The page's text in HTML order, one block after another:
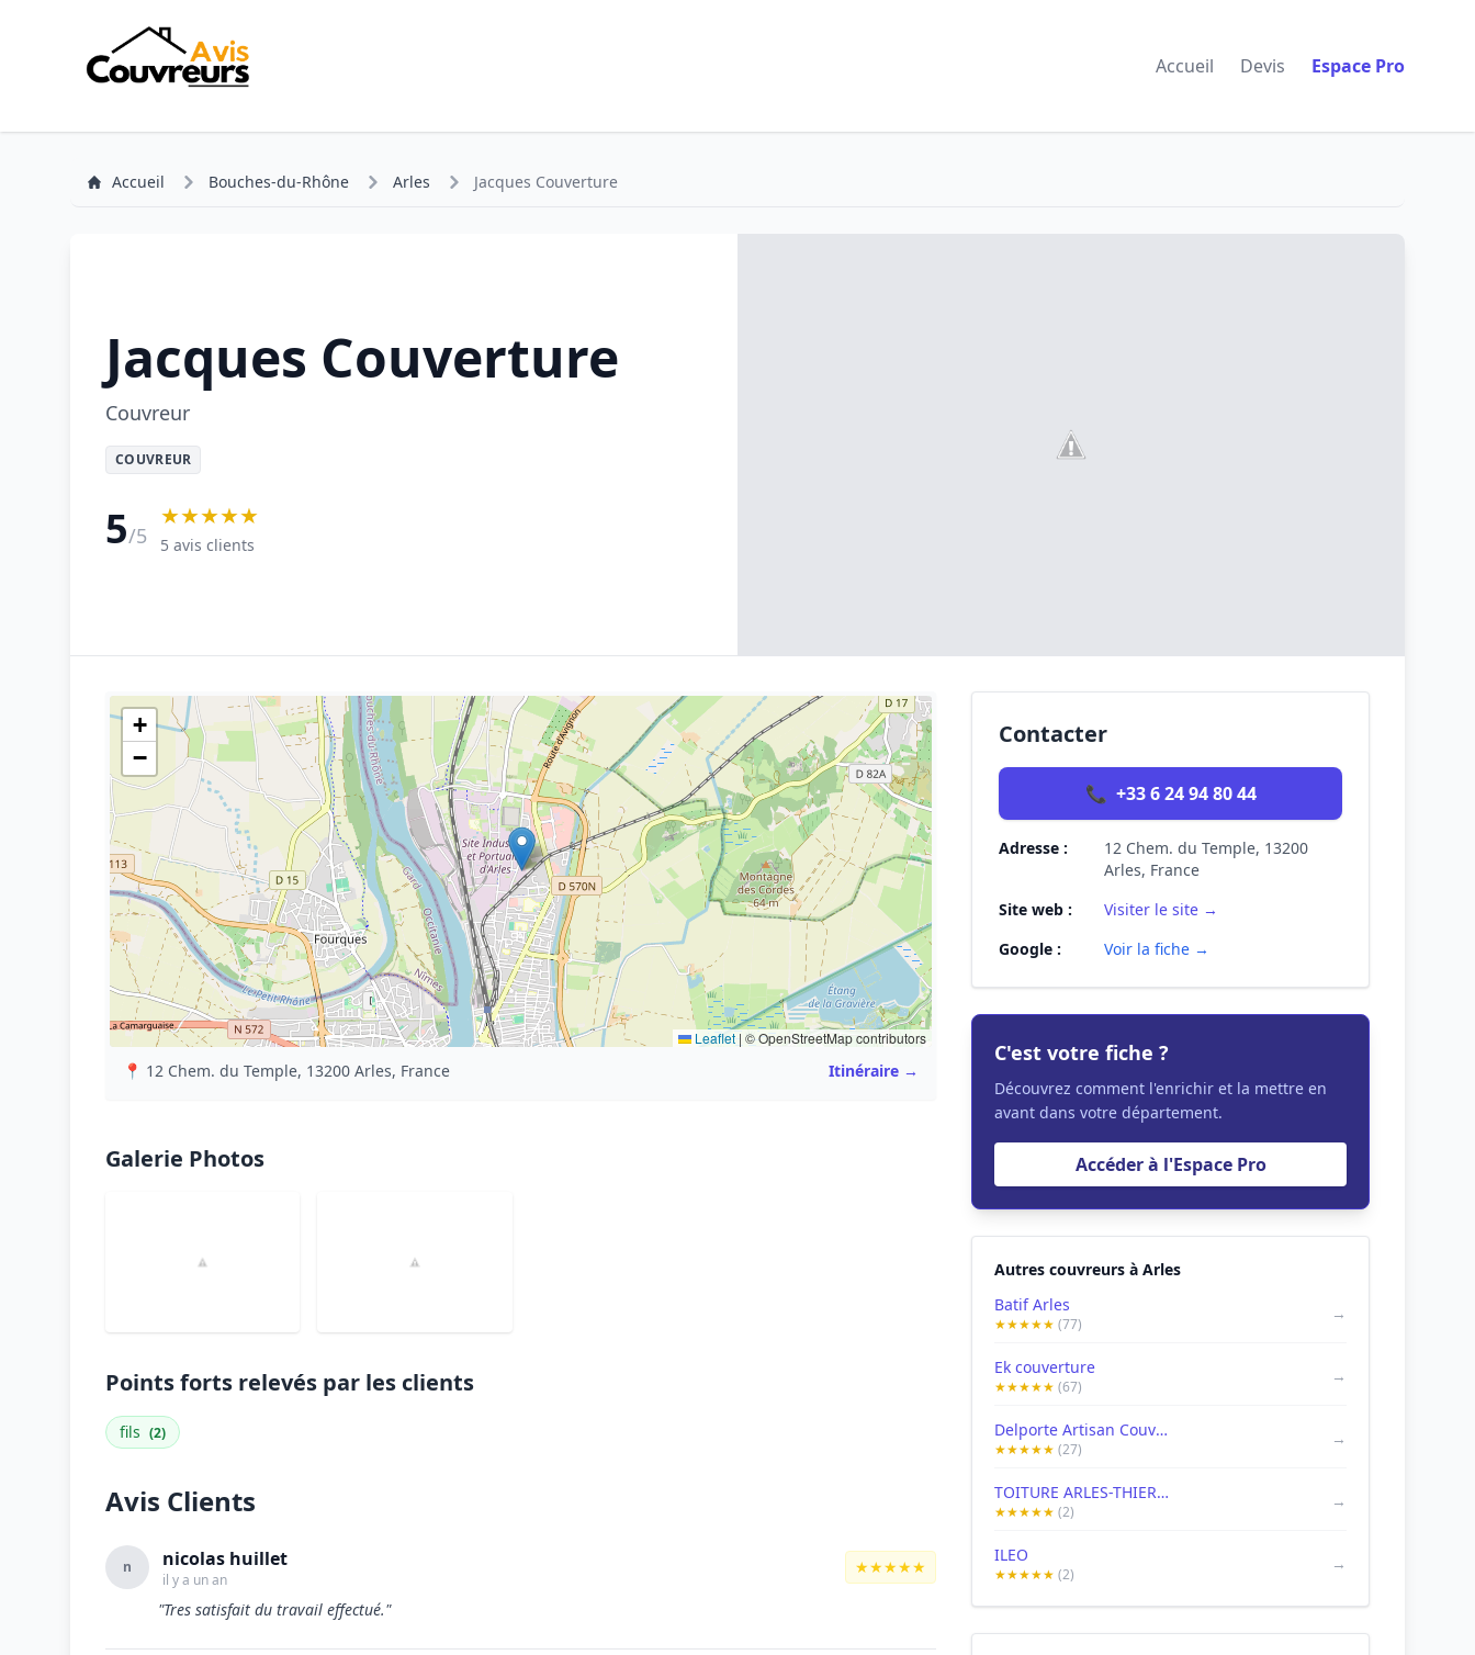
Accueil Devis Espace Pro
Accueil Bouches-du-Rhône Arles Jacques Couverture
Jacques Couverture
Couvreur
COUVREUR
5/5
★★★★★
5 avis clients
+
−
Leaflet | © OpenStreetMap contributors
📍 12 Chem. du Temple, 13200 Arles, France Itinéraire →
Galerie Photos
Points forts relevés par les clients
fils (2)
Avis Clients
n nicolas huillet
il y a un an
★★★★★
"Tres satisfait du travail effectué."
Contacter
📞 +33 6 24 94 80 44
Adresse :
12 Chem. du Temple, 13200
Arles, France
Site web :
Visiter le site →
Google :
Voir la fiche →
C'est votre fiche ?
Découvrez comment l'enrichir et la mettre en
avant dans votre département.
Accéder à l'Espace Pro
Autres couvreurs à Arles
Batif Arles
★★★★★(77)
→
Ek couverture
★★★★★(67)
→
Delporte Artisan Couvreur zingueur
★★★★★(27)
→
TOITURE ARLES-THIERRY HOCQUE
★★★★★(2)
→
ILEO
★★★★★(2)
→